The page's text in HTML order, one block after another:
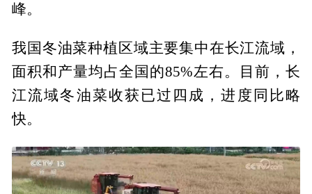
峰。
我国冬油菜种植区域主要集中在长江流域，
面积和产量均占全国的85%左右。目前，长
江流域冬油菜收获已过四成，进度同比略
快。